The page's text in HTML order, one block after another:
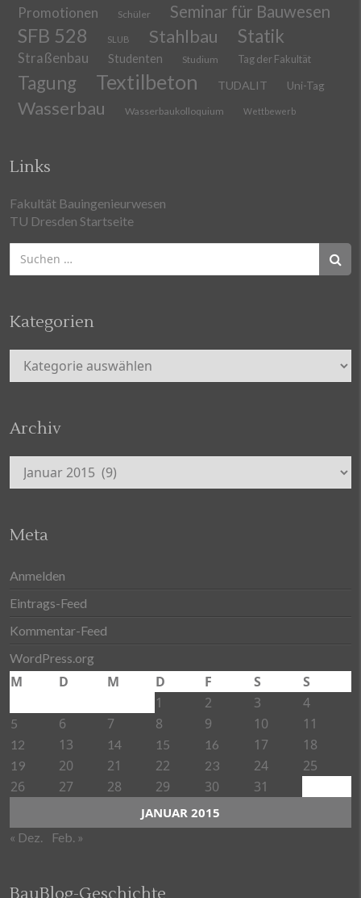
Promotionen Schüler Seminar für Bauwesen
SFB 528 SLUB Stahlbau Statik
Straßenbau Studenten Studium Tag der Fakultät
Tagung Textilbeton TUDALIT Uni-Tag
Wasserbau Wasserbaukolloquium Wettbewerb
Links
Fakultät Bauingenieurwesen
TU Dresden Startseite
Suchen
nach:
Kategorien
Kategorien
Archiv
Archiv
Meta
Anmelden
Eintrags-Feed
Kommentar-Feed
WordPress.org
JANUAR 2015
M D M D F S
S
1
2 3 4
5 6 7 8 9 10 11
12 13 14 15 16 17 18
19 20 21 22 23 24
25
26
27 28 29 30 31
« Dez. Feb. »